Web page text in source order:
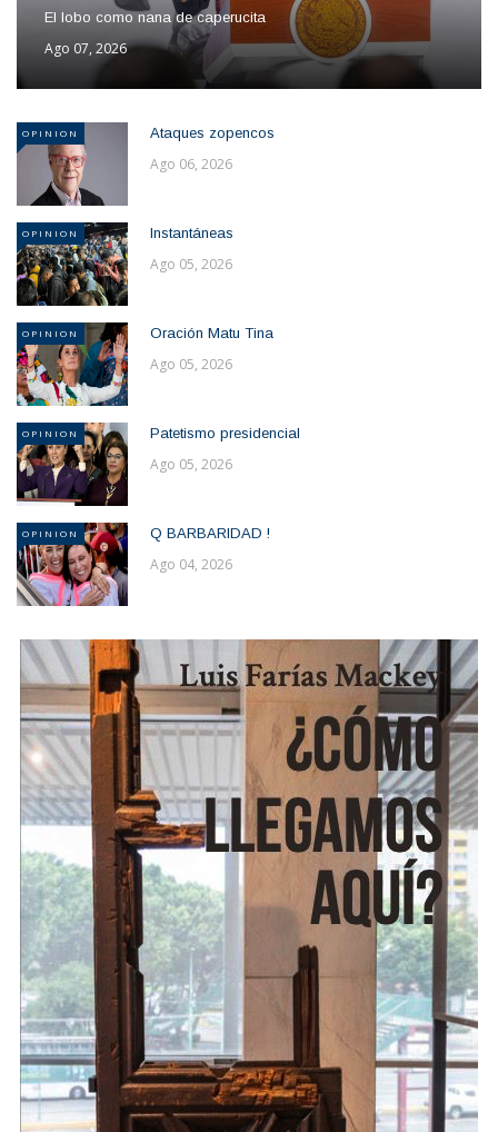
El lobo como nana de caperucita
Ago 07, 2026
OPINION Ataques zopencos
Ago 06, 2026
OPINION Instantáneas
Ago 05, 2026
OPINION Oración Matu Tina
Ago 05, 2026
OPINION Patetismo presidencial
Ago 05, 2026
OPINION Q BARBARIDAD !
Ago 04, 2026